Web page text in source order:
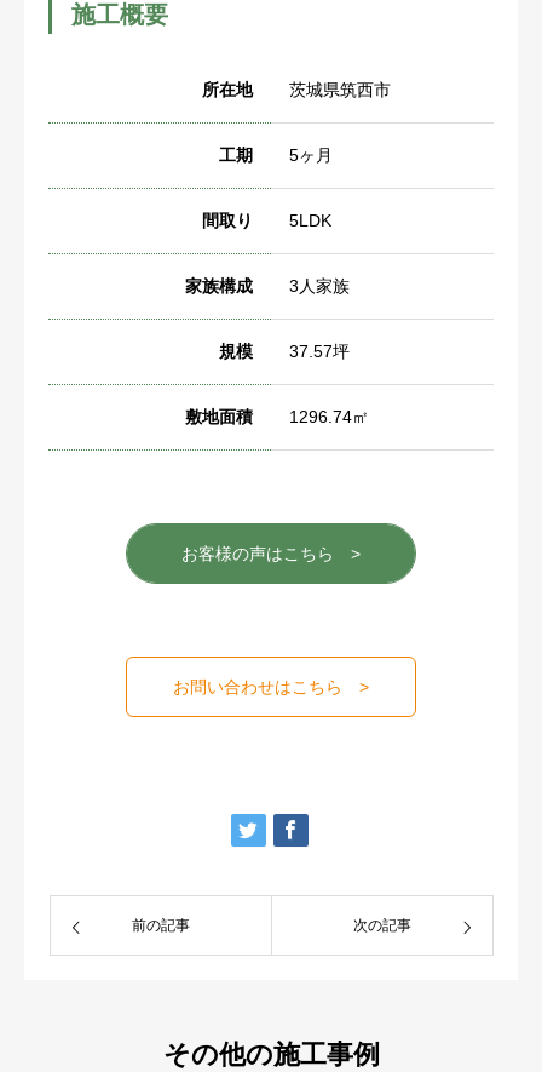
施工概要
所在地 茨城県筑西市
工期 5ヶ月
間取り 5LDK
家族構成 3人家族
規模 37.57坪
敷地面積 1296.74㎡
お客様の声はこちら >
お問い合わせはこちら >
前の記事 次の記事
その他の施工事例